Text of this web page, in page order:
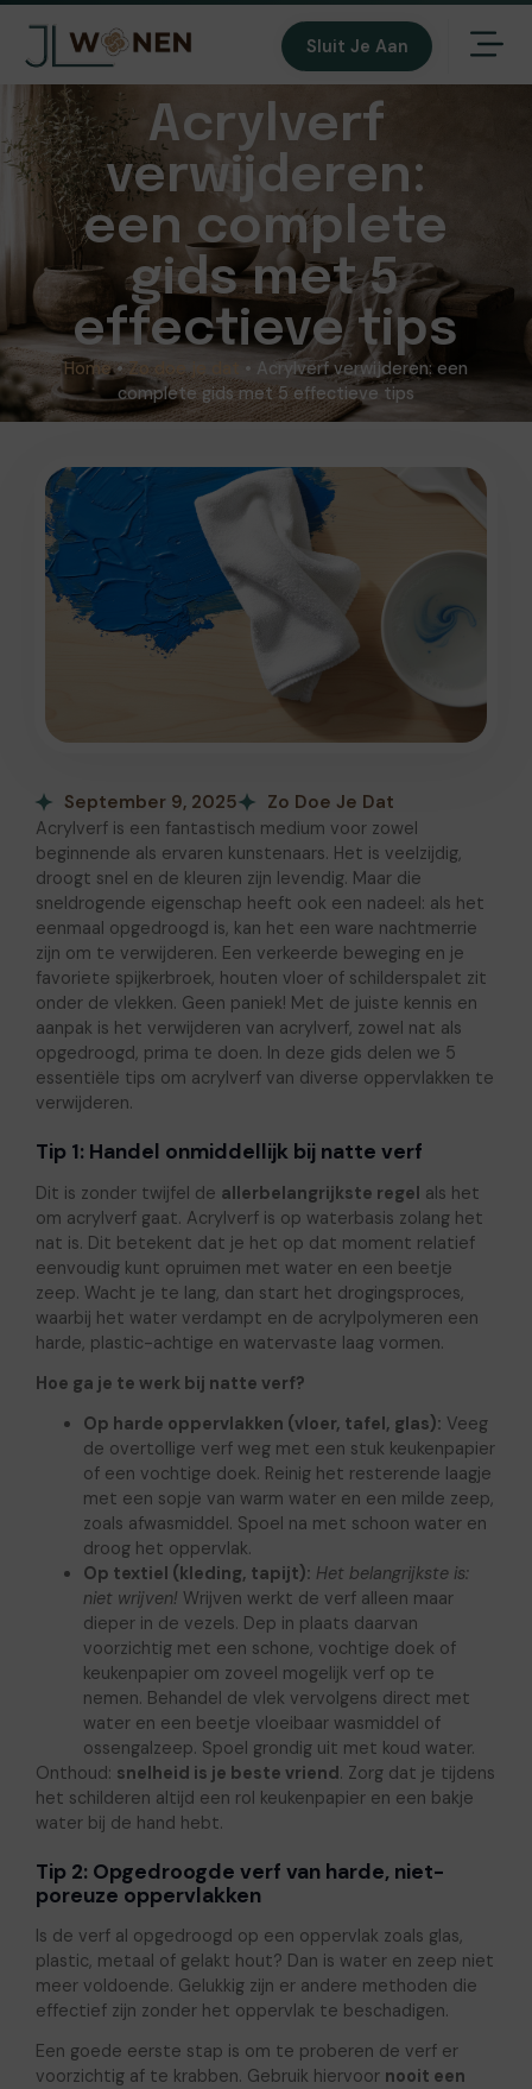
Sluit Je Aan
Acrylverf
verwijderen:
een complete
gids met 5
effectieve tips
Home•Zo doe je dat • Acrylverf verwijderen: een
complete gids met 5 effectieve tips
September 9, 2025 Zo Doe Je Dat
Acrylverf is een fantastisch medium voor zowel
beginnende als ervaren kunstenaars. Het is veelzijdig,
droogt snel en de kleuren zijn levendig. Maar die
sneldrogende eigenschap heeft ook een nadeel: als het
eenmaal opgedroogd is, kan het een ware nachtmerrie
zijn om te verwijderen. Een verkeerde beweging en je
favoriete spijkerbroek, houten vloer of schilderspalet zit
onder de vlekken. Geen paniek! Met de juiste kennis en
aanpak is het verwijderen van acrylverf, zowel nat als
opgedroogd, prima te doen. In deze gids delen we 5
essentiële tips om acrylverf van diverse oppervlakken te
verwijderen.
Tip 1: Handel onmiddellijk bij natte verf
Dit is zonder twijfel de allerbelangrijkste regel als het
om acrylverf gaat. Acrylverf is op waterbasis zolang het
nat is. Dit betekent dat je het op dat moment relatief
eenvoudig kunt opruimen met water en een beetje
zeep. Wacht je te lang, dan start het drogingsproces,
waarbij het water verdampt en de acrylpolymeren een
harde, plastic-achtige en watervaste laag vormen.
Hoe ga je te werk bij natte verf?
Op harde oppervlakken (vloer, tafel, glas): Veeg
de overtollige verf weg met een stuk keukenpapier
of een vochtige doek. Reinig het resterende laagje
met een sopje van warm water en een milde zeep,
zoals afwasmiddel. Spoel na met schoon water en
droog het oppervlak.
Op textiel (kleding, tapijt): Het belangrijkste is:
niet wrijven! Wrijven werkt de verf alleen maar
dieper in de vezels. Dep in plaats daarvan
voorzichtig met een schone, vochtige doek of
keukenpapier om zoveel mogelijk verf op te
nemen. Behandel de vlek vervolgens direct met
water en een beetje vloeibaar wasmiddel of
ossengalzeep. Spoel grondig uit met koud water.
Onthoud: snelheid is je beste vriend. Zorg dat je tijdens
het schilderen altijd een rol keukenpapier en een bakje
water bij de hand hebt.
Tip 2: Opgedroogde verf van harde, niet-
poreuze oppervlakken
Is de verf al opgedroogd op een oppervlak zoals glas,
plastic, metaal of gelakt hout? Dan is water en zeep niet
meer voldoende. Gelukkig zijn er andere methoden die
effectief zijn zonder het oppervlak te beschadigen.
Een goede eerste stap is om te proberen de verf er
voorzichtig af te krabben. Gebruik hiervoor nooit een